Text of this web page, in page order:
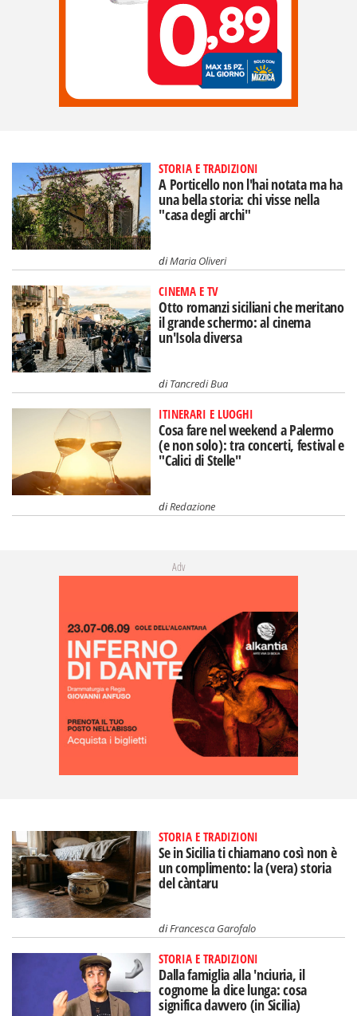
STORIA E TRADIZIONI
A Porticello non l'hai notata ma ha
una bella storia: chi visse nella
"casa degli archi"
diMaria Oliveri
CINEMA E TV
Otto romanzi siciliani che meritano
il grande schermo: al cinema
un'Isola diversa
diTancredi Bua
ITINERARI E LUOGHI
Cosa fare nel weekend a Palermo
(e non solo): tra concerti, festival e
"Calici di Stelle"
diRedazione
Adv
STORIA E TRADIZIONI
Se in Sicilia ti chiamano così non è
un complimento: la (vera) storia
del càntaru
diFrancesca Garofalo
STORIA E TRADIZIONI
Dalla famiglia alla 'nciuria, il
cognome la dice lunga: cosa
significa davvero (in Sicilia)